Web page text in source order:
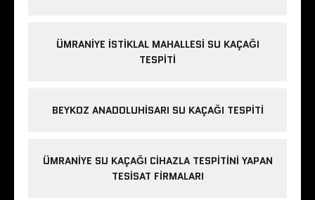
ÜMRANIYE İSTIKLAL MAHALLESI SU KAÇAĞI
TESPITI
BEYKOZ ANADOLUHISARI SU KAÇAĞI TESPITI
ÜMRANIYE SU KAÇAĞI CIHAZLA TESPITINI YAPAN
TESISAT FIRMALARI